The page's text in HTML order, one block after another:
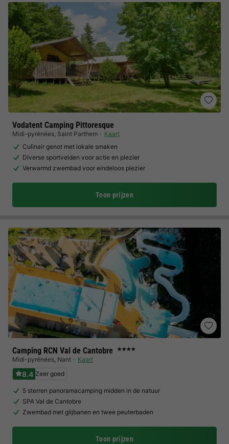
Vodatent Camping Pittoresque
Midi-pyrénées, Saint Parthem
Kaart
Culinair genot met lokale smaken
Diverse sportvelden voor actie en plezier
Verwarmd zwembad voor eindeloos plezier
Toon prijzen
Camping RCN Val de Cantobre ★★★★
Midi-pyrénées, Nant Kaart
8.4 Zeer goed
5 sterren panoramacamping midden in de natuur
SPA Val de Cantobre
Zwembad met glijbanen en twee peuterbaden
Toon prijzen